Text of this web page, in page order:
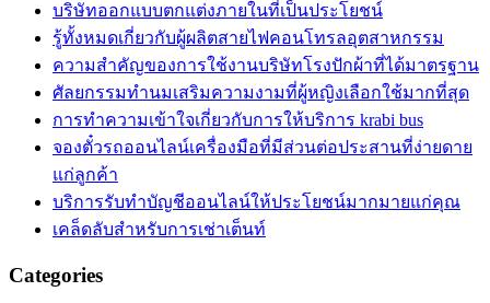
บริษัทออกแบบตกแต่งภายในที่เป็นประโยชน์
รู้ทั้งหมดเกี่ยวกับผู้ผลิตสายไฟคอนโทรลอุตสาหกรรม
ความสำคัญของการใช้งานบริษัทโรงปักผ้าที่ได้มาตรฐาน
ศัลยกรรมทำนมเสริมความงามที่ผู้หญิงเลือกใช้มากที่สุด
การทำความเข้าใจเกี่ยวกับการให้บริการ krabi bus
จองตั๋วรถออนไลน์เครื่องมือที่มีส่วนต่อประสานที่ง่ายดาย
แก่ลูกค้า
บริการรับทำบัญชีออนไลน์ให้ประโยชน์มากมายแก่คุณ
เคล็ดลับสำหรับการเช่าเต็นท์
Categories